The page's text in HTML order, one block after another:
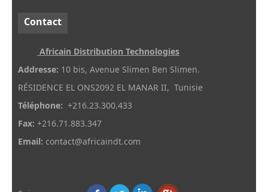
Contact
Africain Distribution Technologies
Addresse: 10 bis, Avenue Slimen Ben Slimen.
RÉSIDENCE EL ONS2092 EL MANAR II, Tunisie
Téléphone: +216.23.300.433
Fax: +216.71.883.347
Email: contact@africaindt.com